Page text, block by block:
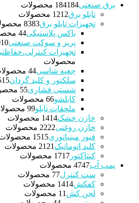
برق صنعتی
184184 محصولات
تابلو برق
1212 محصولات
تجهیزات تابلو برق
8383 محصولات
باکس پلاستیکی 44 محصولات
پریز و سوکت صنعتی10 محصولات
تجهیزات
محصولات
جعبه شاسی 44 محصولات
سلکتور و کلید گردان15 محصولات
شستی فشاری 55 محصولات
کابلشو 66 محصولات
ملحقات تابلو 99 محصولات
خازن خشک
1414 محصولات
خازن روغنی
2222 محصولات
فیوز مینیاتوری
1515 محصولات
کلید اتوماتیک
21 21 محصولات
کنتاکتور
1717 محصولات
پمپ آب
4747 محصولات
ست کنترل 77 محصولات
کفکش
1414 محصولات
لجن کش
1 1 محصولات